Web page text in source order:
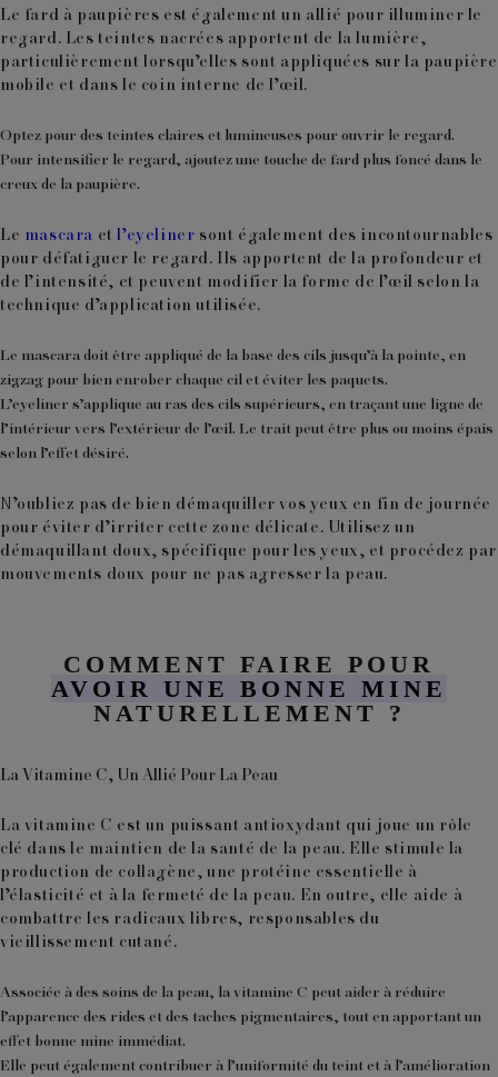
Le fard à paupières est également un allié pour illuminer le
regard. Les teintes nacrées apportent de la lumière,
particulièrement lorsqu’elles sont appliquées sur la paupière
mobile et dans le coin interne de l’œil.
Optez pour des teintes claires et lumineuses pour ouvrir le regard.
Pour intensifier le regard, ajoutez une touche de fard plus foncé dans le
creux de la paupière.
Le mascara etl’eyeliner sont également des incontournables
pour défatiguer le regard. Ils apportent de la profondeur et
de l’intensité, et peuvent modifier la forme de l’œil selon la
technique d’application utilisée.
Le mascara doit être appliqué de la base des cils jusqu’à la pointe, en
zigzag pour bien enrober chaque cil et éviter les paquets.
L’eyeliner s’applique au ras des cils supérieurs, en traçant une ligne de
l’intérieur vers l’extérieur de l’œil. Le trait peut être plus ou moins épais
selon l’effet désiré.
N’oubliez pas de bien démaquiller vos yeux en fin de journée
pour éviter d’irriter cette zone délicate. Utilisez un
démaquillant doux, spécifique pour les yeux, et procédez par
mouvements doux pour ne pas agresser la peau.
COMMENT FAIRE POUR
AVOIR UNE BONNE MINE
NATURELLEMENT ?
La Vitamine C, Un Allié Pour La Peau
La vitamine C est un puissant antioxydant qui joue un rôle
clé dans le maintien de la santé de la peau. Elle stimule la
production de collagène, une protéine essentielle à
l’élasticité et à la fermeté de la peau. En outre, elle aide à
combattre les radicaux libres, responsables du
vieillissement cutané.
Associée à des soins de la peau, la vitamine C peut aider à réduire
l’apparence des rides et des taches pigmentaires, tout en apportant un
effet bonne mine immédiat.
Elle peut également contribuer à l’uniformité du teint et à l’amélioration